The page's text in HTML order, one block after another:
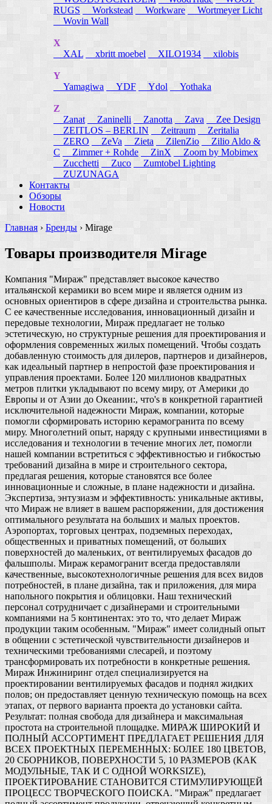
RUGS
Workstead Workware
Wortmeyer Licht
Wovin Wall
X
XAL
xbritt moebel XILO1934 xilobis
Y
Yamagiwa
YDF Ydol Yothaka
Z
Zanat
Zaninelli Zanotta Zava
Zee Design
ZEITLOS – BERLIN
Zeitraum
Zeritalia
ZERO
ZeVa Zieta ZilenZio
Zilio Aldo &
C
Zimmer + Rohde ZinX
Zoom by Mobimex
Zucchetti
Zuco
Zumtobel Lighting
ZUZUNAGA
Контакты
Обзоры
Новости
Главная › Бренды › Mirage
Товары производителя Mirage
Компания "Мираж" представляет высокое качество
итальянской керамики во всем мире и является одним из
основных ориентиров в сфере дизайна и строительства рынка.
С ее качественные исследования, инновационный дизайн и
передовые технологии, Мираж предлагает не только
эстетическую, но структурные решения для проектирования и
оформления современных жилых помещений. Чтобы создать
добавленную стоимость для дилеров, партнеров и дизайнеров,
как идеальный партнер в непростой фазе проектирования и
управления проектами. Более 120 миллионов квадратных
метров плитки укладывают по всему миру, от Америки до
Европы и от Азии до Океании:, что's в конкретной гарантией
исключительной надежности Мираж, компании, которые
помогли сформировать историю керамогранита по всему
миру. Многолетний опыт, наряду с крупными инвестициями в
исследования и технологии в течение многих лет, помогли
нашей компании встретиться с эффективностью и гибкостью
требований дизайна в мире и строительного сектора,
предлагая решения, которые становятся все более
инновационные и сложные, в плане надежности и дизайна.
Экспертиза, энтузиазм и эффективность: уникальные активы,
что Мираж не влияет в вашем распоряжении, для достижения
оптимального результата на больших и малых проектов.
Аэропортах, торговых центрах, подземных переходах,
общественных и приватных помещений, от больших
поверхностей до маленьких, от вентилируемых фасадов до
фальшполы. Мираж керамогранит всегда предоставляли
качественные, высокотехнологичные решения для всех видов
потребностей, в плане дизайна, так и приложения, для мира
напольного покрытия и облицовки. Наш технический
персонал сотрудничает с дизайнерами и строительными
компаниями на 5 континентах: это то, что делает Мираж
продукции таким особенным. "Мираж" имеет солидный опыт
в общении с эстетической чувствительности дизайнеров и
техническими требованиями слесарей, и поэтому
трансформировать их потребности в конкретные решения.
Мираж Инжиниринг отдел специализируется на
проектировании вентилируемых фасадов и поднял жидких
полов; он предоставляет ценную техническую помощь на всех
этапах, от первого варианта проекта до установки сайта.
Результат: полная свобода для дизайнера и максимальная
простота на строительной площадке. МИРАЖ ШИРОКИЙ И
ПОЛНЫЙ АССОРТИМЕНТ ПРЕДЛАГАЕТ РЕШЕНИЯ ДЛЯ
ВСЕХ ПРОЕКТНЫХ ПЕРЕМЕННЫХ: БОЛЕЕ 180 ЦВЕТОВ,
20 СБОРНИКОВ, ПОВЕРХНОСТИ 5, 10 РАЗМЕРОВ (КАК
МОДУЛЬНЫЕ, ТАК И С ОДНОЙ WORKSIZE),
ПРОЕКТИРОВАНИЕ СТАНОВИТСЯ СТИМУЛИРУЮЩЕЙ
ПРОЦЕСС ТВОРЧЕСКОГО ПОИСКА. "Мираж" предлагает